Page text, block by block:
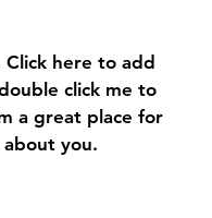
here to add
click me to
a great place for
you.